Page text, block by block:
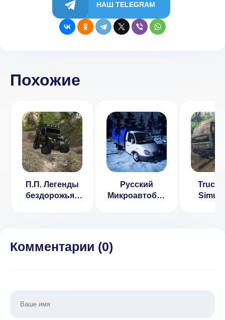
НАШ TELEGRAM
Похожие
П.П. Легенды
бездорожья !
Русский
Микроавтобус
Truck
Комментарии (0)